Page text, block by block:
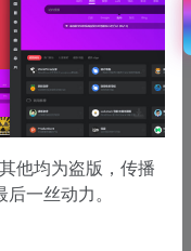
ui archive and beyond.
其他均为盗版，传播
一丝动力。